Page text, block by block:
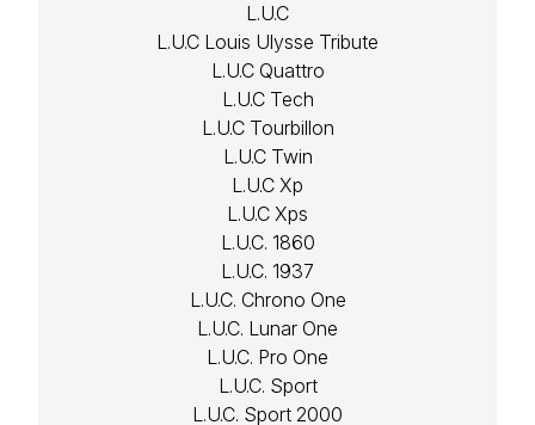
L.U.C
L.U.C Louis Ulysse Tribute
L.U.C Quattro
L.U.C Tech
L.U.C Tourbillon
L.U.C Twin
L.U.C Xp
L.U.C Xps
L.U.C. 1860
L.U.C. 1937
L.U.C. Chrono One
L.U.C. Lunar One
L.U.C. Pro One
L.U.C. Sport
L.U.C. Sport 2000